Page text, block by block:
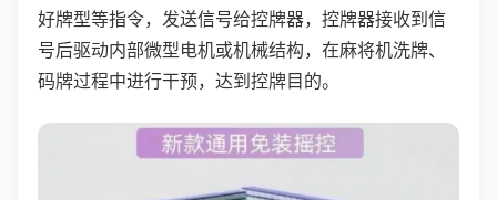
好牌型等指令，发送信号给控牌器，控牌器接收到信
号后驱动内部微型电机或机械结构，在麻将机洗牌、
码牌过程中进行干预，达到控牌目的。